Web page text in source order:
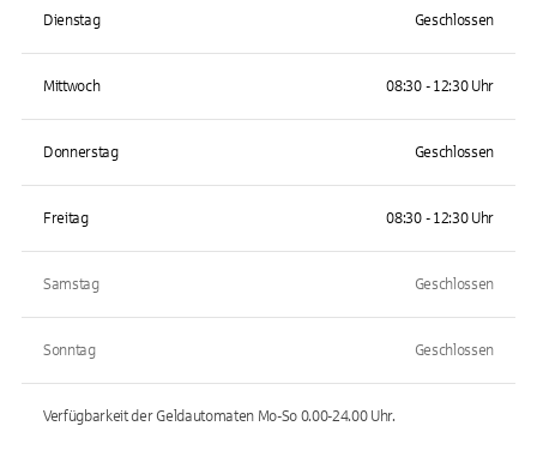
Dienstag Geschlossen
Mittwoch 08:30 - 12:30 Uhr
Donnerstag Geschlossen
Freitag 08:30 - 12:30 Uhr
Samstag Geschlossen
Sonntag Geschlossen
Verfügbarkeit der Geldautomaten Mo-So 0.00-24.00Uhr.